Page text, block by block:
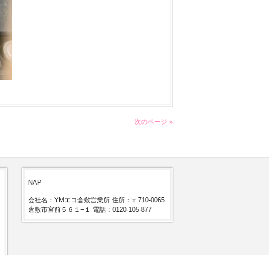
次のページ »
NAP
会社名：YMエコ倉敷営業所 住所：〒710-0065
倉敷市宮前５６１−１ 電話：0120-105-877